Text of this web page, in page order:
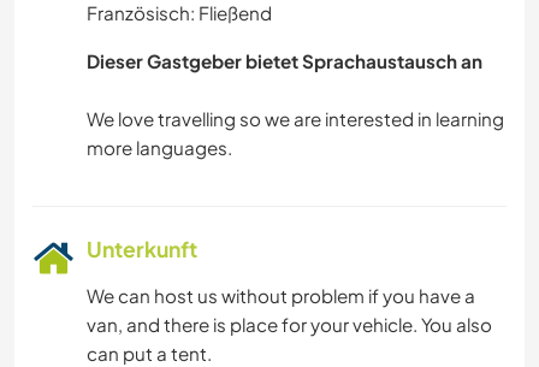
Französisch: Fließend
Dieser Gastgeber bietet Sprachaustausch an
We love travelling so we are interested in learning
Unterkunft
We can host us without problem if you have a
van, and there is place for your vehicle. You also
can put a tent.